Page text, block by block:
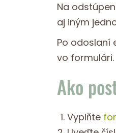
Na
aj iným
Po odoslaní
vo formulári.
Ako
Vyplňte